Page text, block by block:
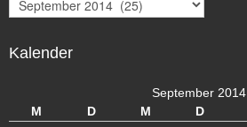
r
h
Kalender
September 2014
M
D M D